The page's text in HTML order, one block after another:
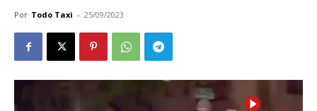
Por Todo Taxi - 25/09/2023